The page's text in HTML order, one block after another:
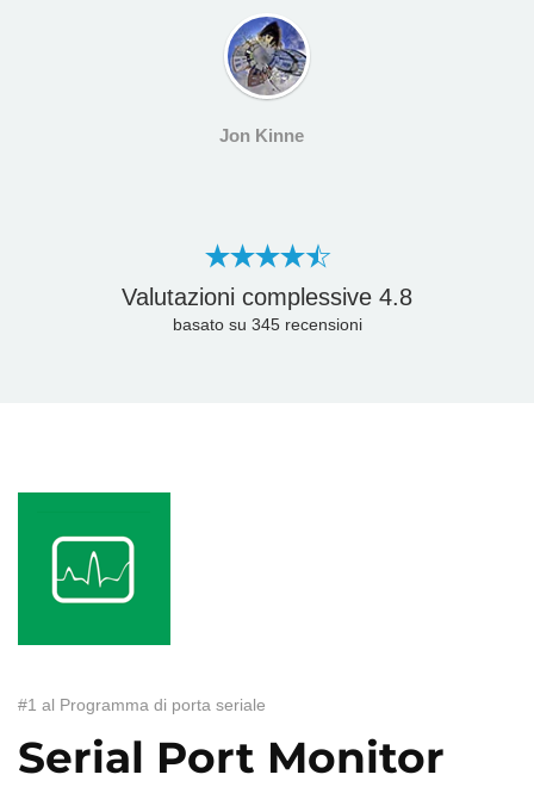
Jon Kinne
Valutazioni complessive 4.8
basato su 345recensioni
#1 al Programma di porta seriale
Serial Port Monitor